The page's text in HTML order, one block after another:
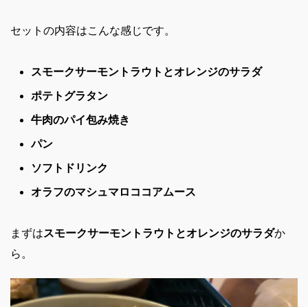
セットの内容はこんな感じです。
スモークサーモントラウトとオレンジのサラダ
ポテトグラタン
牛肉のパイ包み焼き
パン
ソフトドリンク
オラフのマシュマロココアムース
まずはスモークサーモントラウトとオレンジのサラダか
ら。